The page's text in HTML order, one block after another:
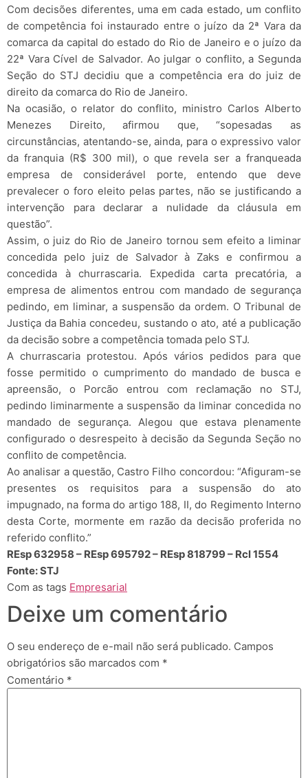
Com decisões diferentes, uma em cada estado, um conflito
de competência foi instaurado entre o juízo da 2ª Vara da
comarca da capital do estado do Rio de Janeiro e o juízo da
22ª Vara Cível de Salvador. Ao julgar o conflito, a Segunda
Seção do STJ decidiu que a competência era do juiz de
direito da comarca do Rio de Janeiro.
Na ocasião, o relator do conflito, ministro Carlos Alberto
Menezes Direito, afirmou que, “sopesadas as
circunstâncias, atentando-se, ainda, para o expressivo valor
da franquia (R$ 300 mil), o que revela ser a franqueada
empresa de considerável porte, entendo que deve
prevalecer o foro eleito pelas partes, não se justificando a
intervenção para declarar a nulidade da cláusula em
questão”.
Assim, o juiz do Rio de Janeiro tornou sem efeito a liminar
concedida pelo juiz de Salvador à Zaks e confirmou a
concedida à churrascaria. Expedida carta precatória, a
empresa de alimentos entrou com mandado de segurança
pedindo, em liminar, a suspensão da ordem. O Tribunal de
Justiça da Bahia concedeu, sustando o ato, até a publicação
da decisão sobre a competência tomada pelo STJ.
A churrascaria protestou. Após vários pedidos para que
fosse permitido o cumprimento do mandado de busca e
apreensão, o Porcão entrou com reclamação no STJ,
pedindo liminarmente a suspensão da liminar concedida no
mandado de segurança. Alegou que estava plenamente
configurado o desrespeito à decisão da Segunda Seção no
conflito de competência.
Ao analisar a questão, Castro Filho concordou: “Afiguram-se
presentes os requisitos para a suspensão do ato
impugnado, na forma do artigo 188, II, do Regimento Interno
desta Corte, mormente em razão da decisão proferida no
referido conflito.”
REsp 632958 – REsp 695792 – REsp 818799 – Rcl 1554
Fonte: STJ
Com as tags Empresarial
Deixe um comentário
O seu endereço de e-mail não será publicado. Campos
obrigatórios são marcados com *
Comentário *